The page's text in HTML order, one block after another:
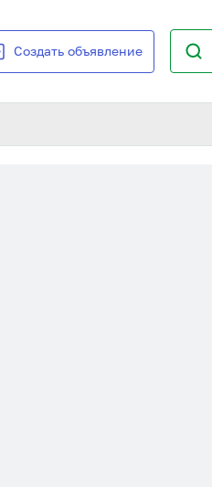
Создать объявление